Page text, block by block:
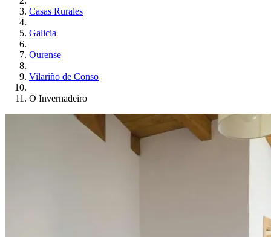
Casas Rurales
Galicia
Ourense
Vilariño de Conso
O Invernadeiro